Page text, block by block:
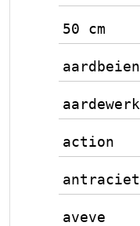
50 cm
aardbeien
aardewerk
action
antraciet
aveve